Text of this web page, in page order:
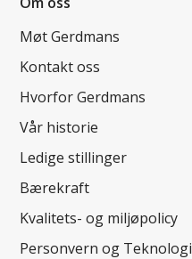
Møt Gerdmans
Kontakt oss
Hvorfor Gerdmans
Vår historie
Ledige stillinger
Bærekraft
Kvalitets- og miljøpolicy
Personvern og Teknologi